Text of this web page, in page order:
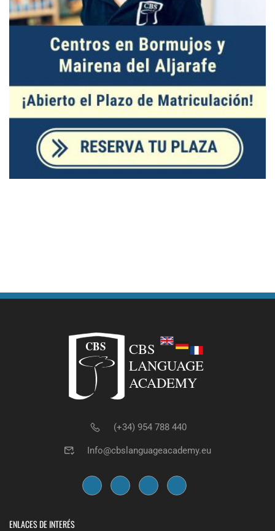
(+34) 954 788 440
Info@cbslanguageacademy.eu
ENLACES DE INTERÉS